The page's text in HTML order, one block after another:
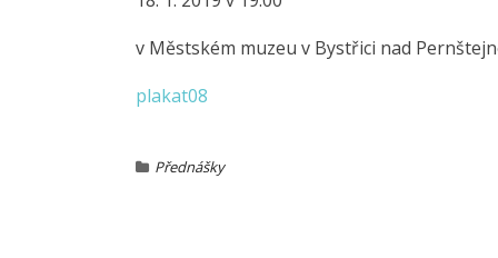
v Městském muzeu v Bystřici nad
plakat08
Přednášky